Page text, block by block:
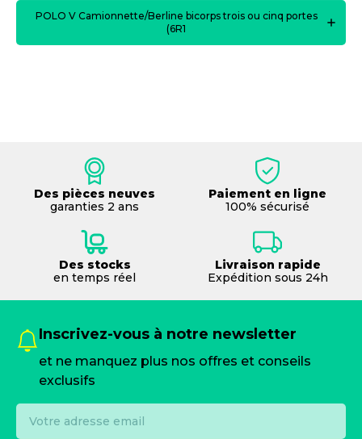
POLO V Camionnette/Berline bicorps trois ou cinq portes
(6R1
Des pièces neuves
garanties 2 ans
Paiement en ligne
100% sécurisé
Des stocks
en temps réel
Livraison rapide
Expédition sous 24h
Inscrivez-vous à notre newsletter
et ne manquez plus nos offres et conseils
exclusifs